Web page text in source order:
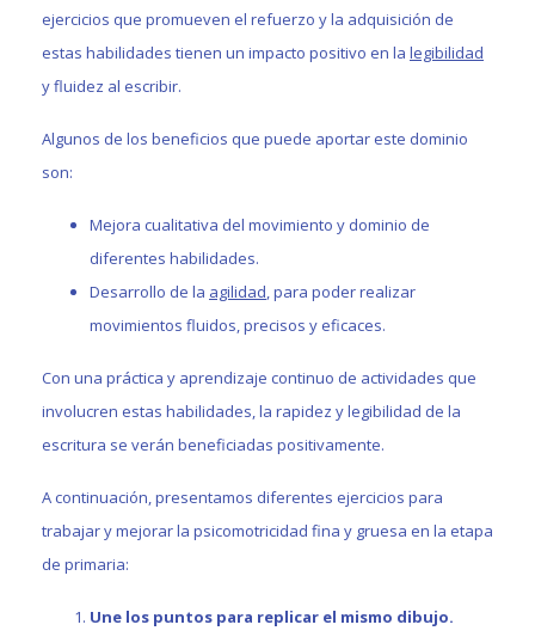
ejercicios que promueven el refuerzo y la adquisición de
estas habilidades tienen un impacto positivo en la legibilidad
y fluidez al escribir.
Algunos de los beneficios que puede aportar este dominio
son:
Mejora cualitativa del movimiento y dominio de
diferentes habilidades.
Desarrollo de la agilidad, para poder realizar
movimientos fluidos, precisos y eficaces.
Con una práctica y aprendizaje continuo de actividades que
involucren estas habilidades, la rapidez y legibilidad de la
escritura se verán beneficiadas positivamente.
A continuación, presentamos diferentes ejercicios para
trabajar y mejorar la psicomotricidad fina y gruesa en la etapa
de primaria:
Une los puntos para replicar el mismo dibujo.